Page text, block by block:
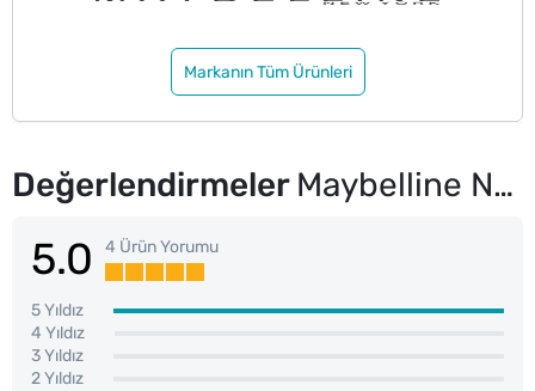
Markanın Tüm Ürünleri
Değerlendirmeler Maybelline New York Serum Etkili Hyaluronik Asit ve Besleyici Yağ İçeren Ruj Satin Wild Card 004
5.0 4 Ürün Yorumu
5 Yıldız
4 Yıldız
3 Yıldız
2 Yıldız